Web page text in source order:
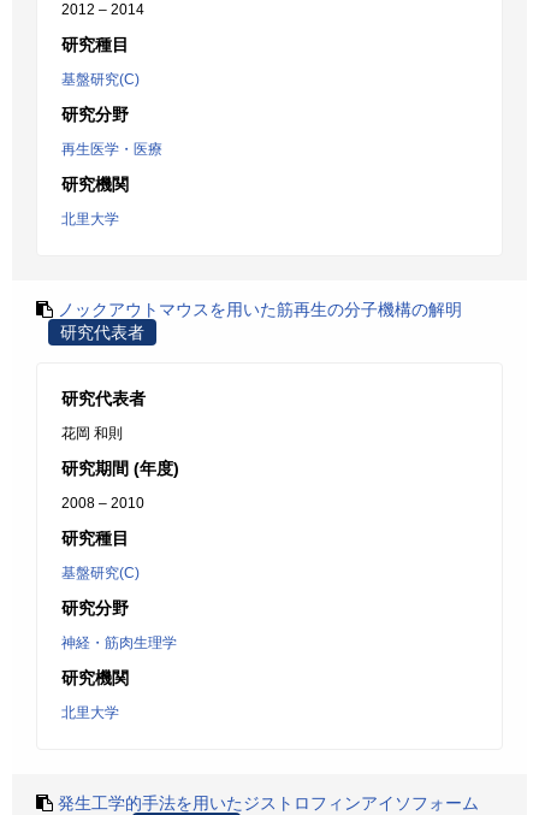
2012 – 2014
研究種目
基盤研究(C)
研究分野
再生医学・医療
研究機関
北里大学
ノックアウトマウスを用いた筋再生の分子機構の解明
研究代表者
研究代表者
花岡 和則
研究期間 (年度)
2008 – 2010
研究種目
基盤研究(C)
研究分野
神経・筋肉生理学
研究機関
北里大学
発生工学的手法を用いたジストロフィンアイソフォーム